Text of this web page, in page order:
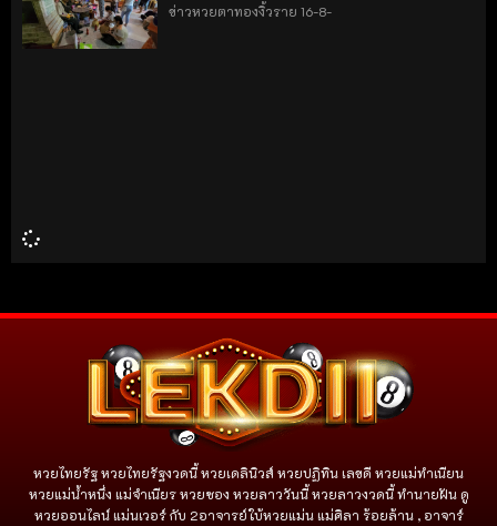
ข่าวหวยตาทองงิ้วราย 16-8-
หวยไทยรัฐ หวยไทยรัฐงวดนี้ หวยเดลินิวส์ หวยปฏิทิน เลขดี หวยแม่ทำเนียน
หวยแม่น้ำหนึ่ง แม่จําเนียร หวยซอง หวยลาววันนี้ หวยลาวงวดนี้ ทำนายฝัน ดู
หวยออนไลน์ แม่นเวอร์ กับ 2อาจารย์ใบ้หวยแม่น แม่ศิลา ร้อยล้าน , อาจาร์